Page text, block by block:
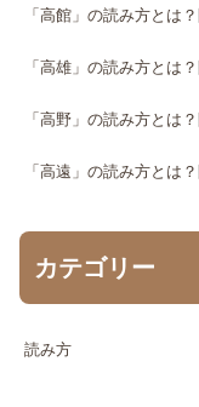
「高館」の読み方とは
「高雄」の読み方とは
「高野」の読み方とは
「高遠」の読み方とは
カテゴリー
読み方